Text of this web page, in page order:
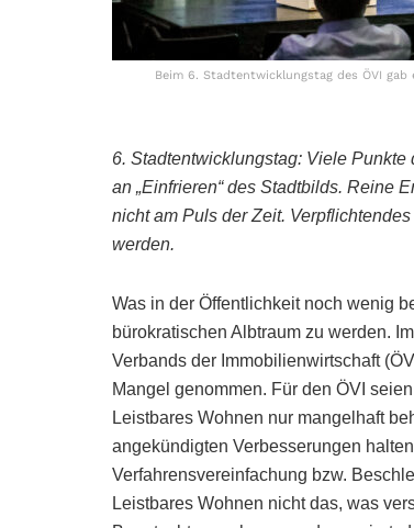
Beim 6. Stadtentwicklungstag des ÖVI
6. Stadtentwicklungstag: Viele
an „Einfrieren“ des Stadtbilds. Reine
nicht am Puls der Zeit.
werden.
Was in der Öffentlichkeit noch wenig
bürokratischen Albtraum zu werden.
Verbands der Immobilienwirtschaft
Mangel genommen. Für den ÖVI
Leistbares Wohnen nur mangelhaft
angekündigten Verbesserungen
Verfahrensvereinfachung bzw.
Leistbares Wohnen nicht das, was